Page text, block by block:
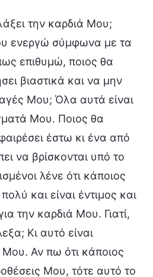
την καρδιά Μου;
ενεργώ σύμφωνα με τα
επιθυμώ, ποιος θα
βιαστικά και να μην
Μου; Όλα αυτά είναι
Μου. Ποιος θα
έστω κι ένα από
να βρίσκονται υπό το
λένε ότι κάποιος
και είναι έντιμος και
την καρδιά Μου. Γιατί,
Κι αυτό είναι
Μου. Αν πω ότι κάποιος
Μου, τότε αυτό το